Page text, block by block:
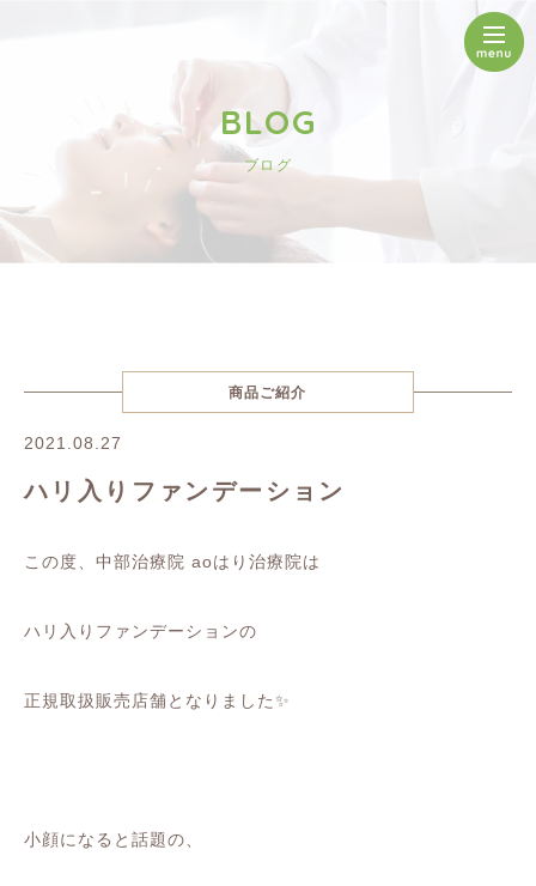
BLOG
ブログ
商品ご紹介
2021.08.27
ハリ入りファンデーション
この度、中部治療院 aoはり治療院は
ハリ入りファンデーションの
正規取扱販売店舗となりました✨
小顔になると話題の、